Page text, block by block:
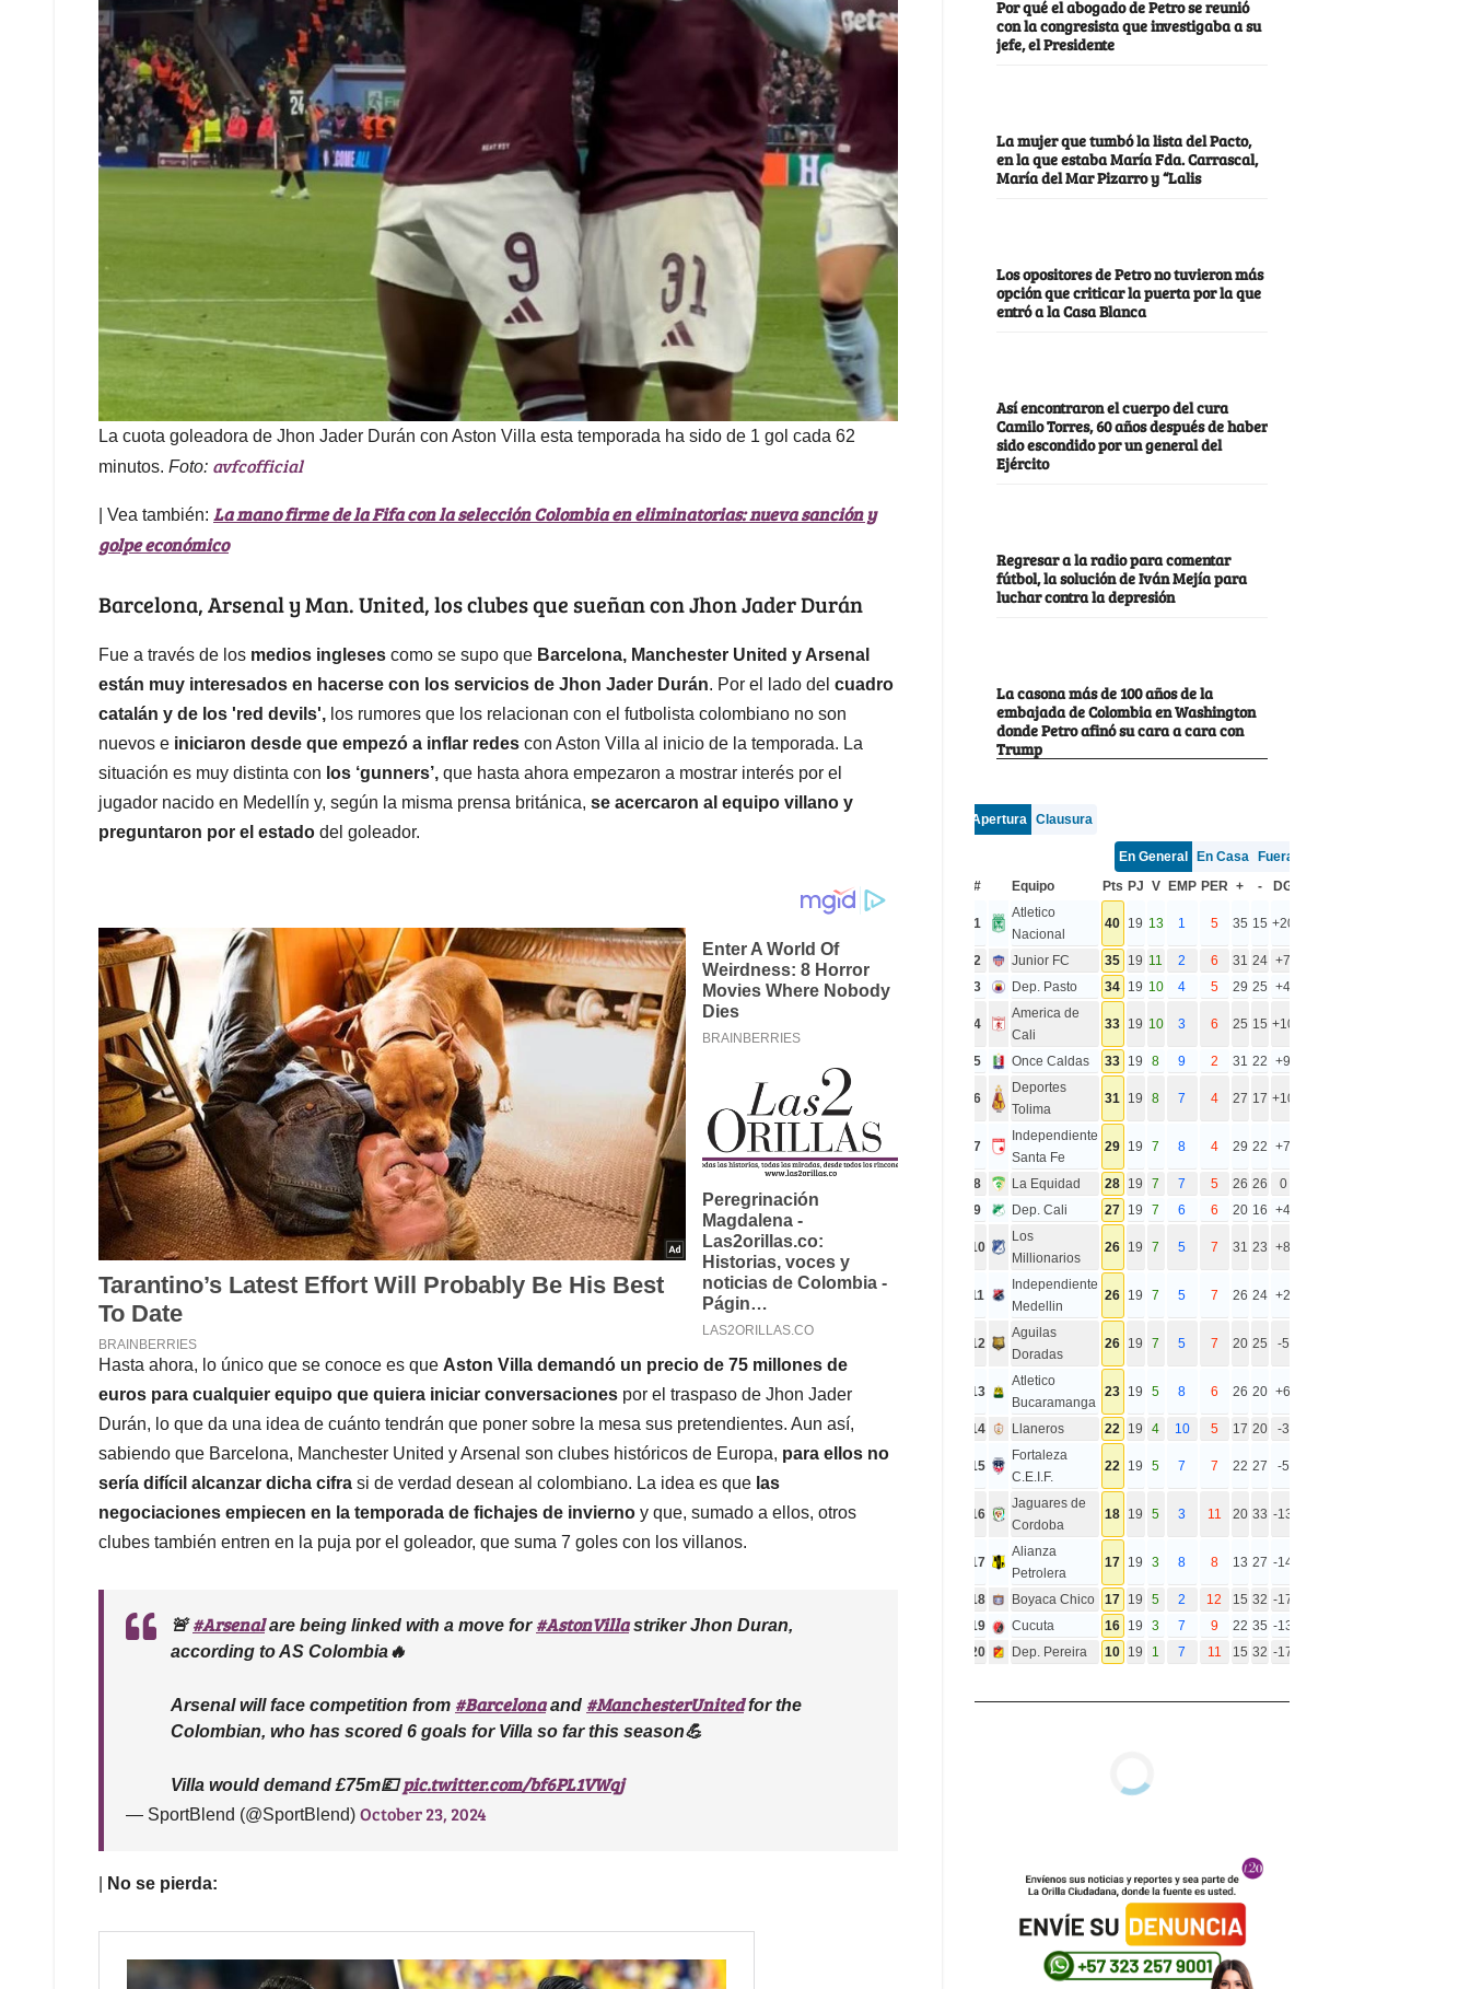
La cuota goleadora de Jhon Jader Durán con Aston Villa esta temporada ha sido de 1 gol cada 62
minutos. Foto: avfcofficial
| Vea también: La mano firme de la Fifa con la selección Colombia en eliminatorias: nueva sanción y
golpe económico
Barcelona, Arsenal y Man. United, los clubes que sueñan con Jhon Jader Durán
Fue a través de los medios ingleses como se supo que Barcelona, Manchester United y Arsenal
están muy interesados en hacerse con los servicios de Jhon Jader Durán. Por el lado del cuadro
catalán y de los 'red devils', los rumores que los relacionan con el futbolista colombiano no son
nuevos e iniciaron desde que empezó a inflar redes con Aston Villa al inicio de la temporada. La
situación es muy distinta con los ‘gunners’, que hasta ahora empezaron a mostrar interés por el
jugador nacido en Medellín y, según la misma prensa británica, se acercaron al equipo villano y
preguntaron por el estado del goleador.
Hasta ahora, lo único que se conoce es que Aston Villa demandó un precio de 75 millones de
euros para cualquier equipo que quiera iniciar conversaciones por el traspaso de Jhon Jader
Durán, lo que da una idea de cuánto tendrán que poner sobre la mesa sus pretendientes. Aun así,
sabiendo que Barcelona, Manchester United y Arsenal son clubes históricos de Europa, para ellos no
sería difícil alcanzar dicha cifra si de verdad desean al colombiano. La idea es que las
negociaciones empiecen en la temporada de fichajes de invierno y que, sumado a ellos, otros
clubes también entren en la puja por el goleador, que suma 7 goles con los villanos.
🚨#Arsenalare being linked with a move for #AstonVillastriker Jhon Duran,
according to AS Colombia🔥
Arsenal will face competition from #Barcelonaand #ManchesterUnitedfor the
Colombian, who has scored 6 goals for Villa so far this season💪
Villa would demand £75m💷pic.twitter.com/bf6PL1VWqj
— SportBlend (@SportBlend) October 23, 2024
No se pierda:
Por qué el abogado de Petro se reunió
con la congresista que investigaba a su
jefe, el Presidente
La mujer que tumbó la lista del Pacto,
en la que estaba María Fda. Carrascal,
María del Mar Pizarro y “Lalis
Los opositores de Petro no tuvieron más
opción que criticar la puerta por la que
entró a la Casa Blanca
Así encontraron el cuerpo del cura
Camilo Torres, 60 años después de haber
sido escondido por un general del
Ejército
Regresar a la radio para comentar
fútbol, la solución de Iván Mejía para
luchar contra la depresión
La casona más de 100 años de la
embajada de Colombia en Washington
donde Petro afinó su cara a cara con
Trump
Apertura Clausura
En General En Casa
Fuera
#
Equipo Pts PJ V EMP PER + - DG
1
Atletico
Nacional
40 19 13 1 5 35 15 +20
2 Junior FC 35 19 11 2 6 31 24 +7
3
Dep. Pasto 34 19 10 4 5 29 25 +4
4
America de
Cali
33 19 10 3 6 25 15 +10
5 Once Caldas 33 19 8 9 2 31 22 +9
6
Deportes
Tolima
31 19 8 7 4 27 17 +10
7
Independiente
Santa Fe
29 19 7 8 4 29 22 +7
8 La Equidad 28 19 7 7 5 26 26
0
9
Dep. Cali 27 19 7 6 6 20 16 +4
10
Los
Millionarios
26 19 7 5 7 31 23 +8
11
Independiente
Medellin
26 19 7 5 7 26 24 +2
12
Aguilas
Doradas
26 19 7 5 7 20 25 -5
13
Atletico
Bucaramanga
23 19 5 8 6 26 20 +6
14 Llaneros 22 19 4 10 5 17 20 -3
15
Fortaleza
C.E.I.F.
22 19 5 7 7 22 27 -5
16
Jaguares de
Cordoba
18 19 5 3 11 20 33 -13
17
Alianza
Petrolera
17 19 3 8 8 13 27 -14
18 Boyaca Chico 17 19 5 2 12 15 32 -17
19
Cucuta 16 19 3 7 9 22 35 -13
20
Dep. Pereira 10 19 1 7 11 15 32 -17